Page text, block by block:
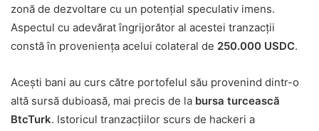
zonă de dezvoltare cu un potențial speculativ imens.
Aspectul cu adevărat îngrijorător al acestei tranzacții
constă în proveniența acelui colateral de 250.000 USDC.
Acești bani au curs către portofelul său provenind dintr-o
altă sursă dubioasă, mai precis de la bursa turcească
BtcTurk. Istoricul tranzacțiilor scurs de hackeri a